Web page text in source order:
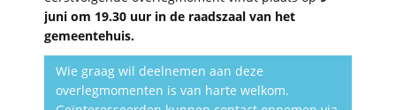
juni om 19.30 uur in de raadszaal van het
gemeentehuis.
Wie graag wil deelnemen aan deze
overlegmomenten is van harte welkom.